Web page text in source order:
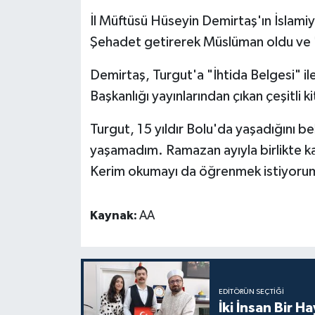
İl Müftüsü Hüseyin Demirtaş'ın
Şehadet getirerek Müslüman oldu ve
Demirtaş, Turgut'a "İhtida Belgesi"
Başkanlığı yayınlarından çıkan
Turgut, 15 yıldır Bolu'da yaşadığını
yaşamadım. Ramazan ayıyla birlikte
Kerim okumayı da öğrenmek
Kaynak: AA
EDITÖRÜN SEÇTIĞI
İki İnsan Bir
Bolu Müftülüğü
Burdur Müftülüğü
Bursa Müftülüğü
Çanakkale Müftülüğü
Çankırı Müftülüğü
Denizli Müftülüğü
Makaleler
Bilim, Teknoloji